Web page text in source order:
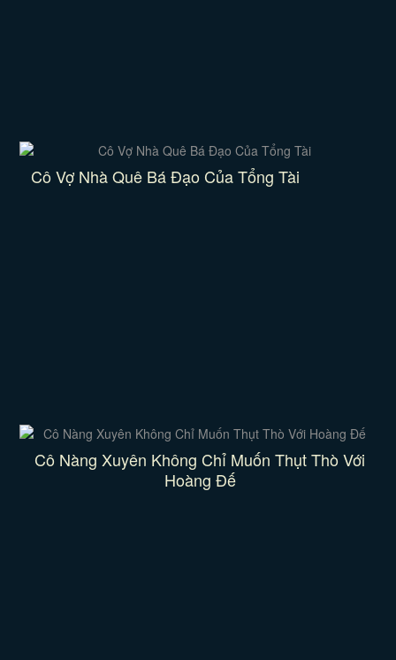
Cô Vợ Nhà Quê Bá Đạo Của Tổng Tài
Cô Nàng Xuyên Không Chỉ Muốn Thụt Thò Với
Hoàng Đế